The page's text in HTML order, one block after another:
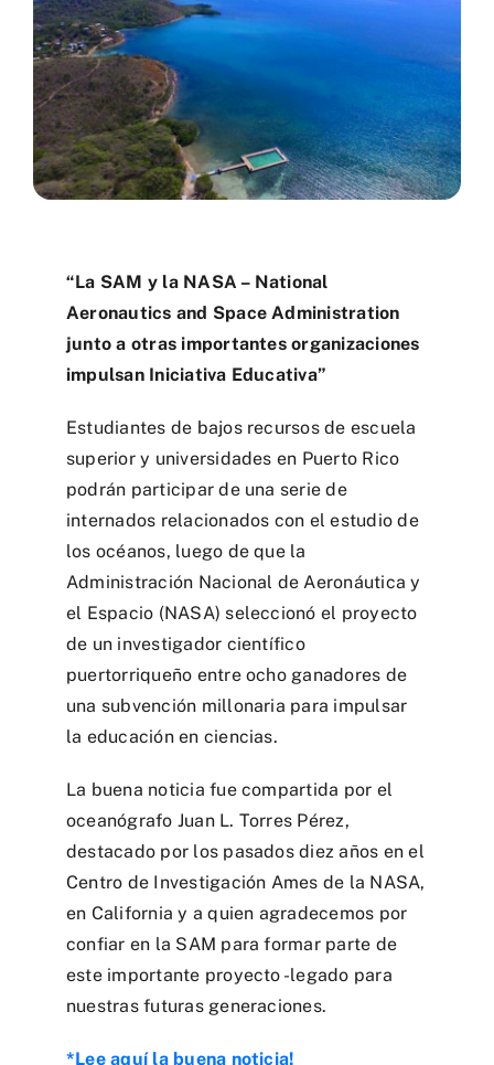
“La SAM y la NASA – National
Aeronautics and Space Administration
junto a otras importantes organizaciones
impulsan Iniciativa Educativa”
Estudiantes de bajos recursos de escuela
superior y universidades en Puerto Rico
podrán participar de una serie de
internados relacionados con el estudio de
los océanos, luego de que la
Administración Nacional de Aeronáutica y
el Espacio (NASA) seleccionó el proyecto
de un investigador científico
puertorriqueño entre ocho ganadores de
una subvención millonaria para impulsar
la educación en ciencias.
La buena noticia fue compartida por el
oceanógrafo Juan L. Torres Pérez,
destacado por los pasados diez años en el
Centro de Investigación Ames de la NASA,
en California y a quien agradecemos por
confiar en la SAM para formar parte de
este importante proyecto -legado para
nuestras futuras generaciones.
*Lee aquí la buena noticia!